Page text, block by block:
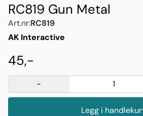
RC819 Gun Metal
Art.nr:RC819
AK Interactive
45,-
-
Legg i